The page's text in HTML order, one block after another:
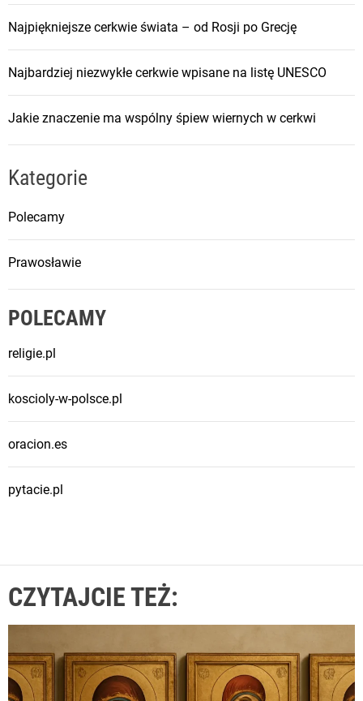
Najpiękniejsze cerkwie świata – od Rosji po Grecję
Najbardziej niezwykłe cerkwie wpisane na listę UNESCO
Jakie znaczenie ma wspólny śpiew wiernych w cerkwi
Kategorie
Polecamy
Prawosławie
POLECAMY
religie.pl
koscioly-w-polsce.pl
oracion.es
pytacie.pl
CZYTAJCIE TEŻ: